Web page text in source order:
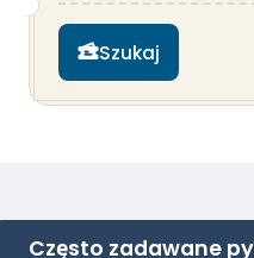
Szukaj
Często zadawane